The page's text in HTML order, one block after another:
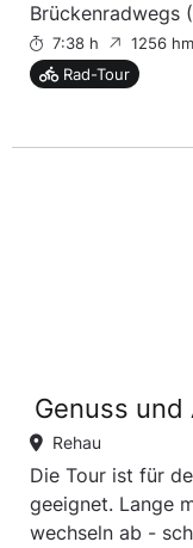
Brückenradwegs
7:38 h 1256 hm
Rad-Tour
Genuss und
Rehau
Die Tour ist für
geeignet. Lange
wechseln ab -